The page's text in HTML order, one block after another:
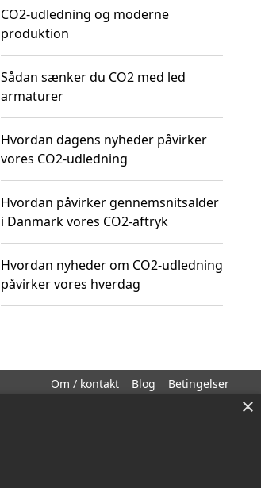
CO2-udledning og moderne
produktion
Sådan sænker du CO2 med led
armaturer
Hvordan dagens nyheder påvirker
vores CO2-udledning
Hvordan påvirker gennemsnitsalder
i Danmark vores CO2-aftryk
Hvordan nyheder om CO2-udledning
påvirker vores hverdag
Om / kontakt Blog Betingelser
×